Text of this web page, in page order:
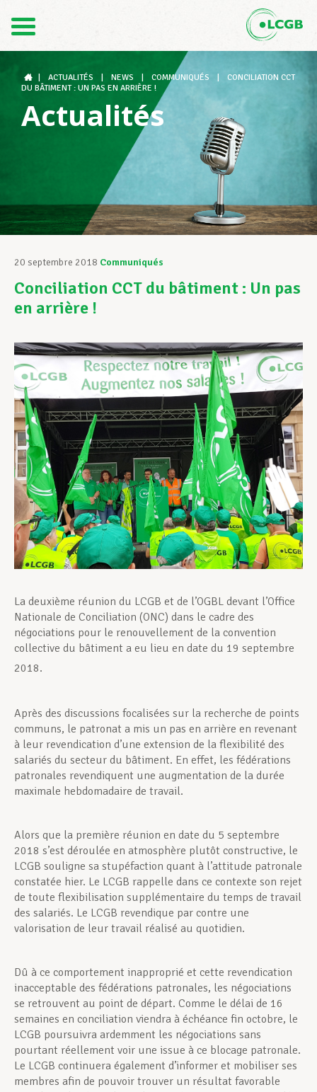
DE
Le LCGB
Structures syndicales
Assistance au Travail
Vos droits
Assistance en vie privée
Développement professionnel
Devenir Membre
Actualités
ACTUALITÉS NEWS COMMUNIQUÉS
CONCILIATION CCT
DU BÂTIMENT : UN PAS EN ARRIÈRE !
Actualités
20 septembre 2018 Communiqués
Conciliation CCT du bâtiment : Un pas
en arrière !
La deuxième réunion du LCGB et de l’OGBL devant l’Office
Nationale de Conciliation (ONC) dans le cadre des
négociations pour le renouvellement de la convention
collective du bâtiment a eu lieu en date du 19 septembre
2018.
Après des discussions focalisées sur la recherche de points
communs, le patronat a mis un pas en arrière en revenant
à leur revendication d’une extension de la flexibilité des
salariés du secteur du bâtiment. En effet, les fédérations
patronales revendiquent une augmentation de la durée
maximale hebdomadaire de travail.
Alors que la première réunion en date du 5 septembre
2018 s’est déroulée en atmosphère plutôt constructive, le
LCGB souligne sa stupéfaction quant à l’attitude patronale
constatée hier. Le LCGB rappelle dans ce contexte son rejet
de toute flexibilisation supplémentaire du temps de travail
des salariés. Le LCGB revendique par contre une
valorisation de leur travail réalisé au quotidien.
Dû à ce comportement inapproprié et cette revendication
inacceptable des fédérations patronales, les négociations
se retrouvent au point de départ. Comme le délai de 16
semaines en conciliation viendra à échéance fin octobre, le
LCGB poursuivra ardemment les négociations sans
pourtant réellement voir une issue à ce blocage patronale.
Le LCGB continuera également d’informer et mobiliser ses
membres afin de pouvoir trouver un résultat favorable